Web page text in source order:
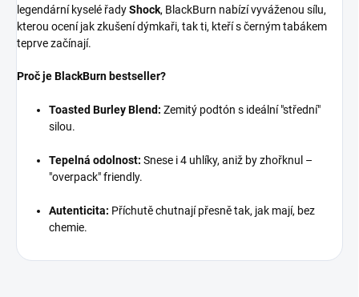
legendární kyselé řadyShock, BlackBurn nabízí vyváženou sílu,
kterou ocení jak zkušení dýmkaři, tak ti, kteří s černým tabákem
teprve začínají.
Proč je BlackBurn bestseller?
Toasted Burley Blend: Zemitý podtón s ideální "střední"
silou.
Tepelná odolnost: Snese i 4 uhlíky, aniž by zhořknul –
"overpack" friendly.
Autenticita: Příchutě chutnají přesně tak, jak mají, bez
chemie.